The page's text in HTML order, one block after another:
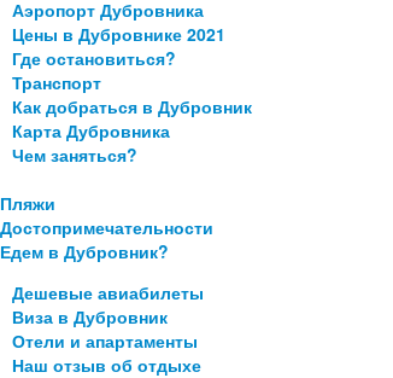
Аэропорт Дубровника
Цены в Дубровнике 2021
Где остановиться?
Транспорт
Как добраться в Дубровник
Карта Дубровника
Чем заняться?
Пляжи
Достопримечательности
Едем в Дубровник?
Дешевые авиабилеты
Виза в Дубровник
Отели и апартаменты
Наш отзыв об отдыхе